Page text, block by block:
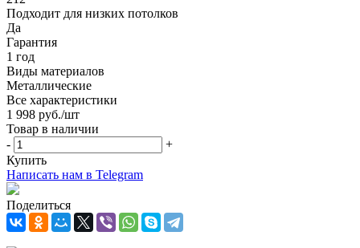
Подходит для низких потолков
Да
Гарантия
1 год
Виды материалов
Металлические
Все характеристики
1 998 руб./шт
Товар в наличии
-
+
Купить
Написать нам в Telegram
Поделиться